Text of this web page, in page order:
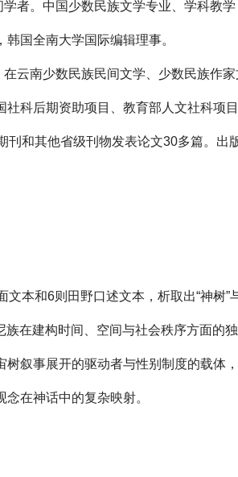
者。中国少数民族文学专业、学科教
国全南大学国际编辑理事。
云南少数民族民间文学、少数民族作
科后期资助项目、教育部人文社科项
和其他省级刊物发表论文30多篇。出
本和6则田野口述文本，析取出“神树”
族在建构时间、空间与社会秩序方面的
叙事展开的驱动者与性别制度的载体
在神话中的复杂映射。